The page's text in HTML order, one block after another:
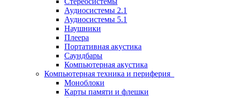
Аудиосистемы 2.1
Аудиосистемы 5.1
Наушники
Плеера
Портативная акустика
Саундбары
Компьютерная акустика
Компьютерная техника и периферия
Моноблоки
Карты памяти и флешки